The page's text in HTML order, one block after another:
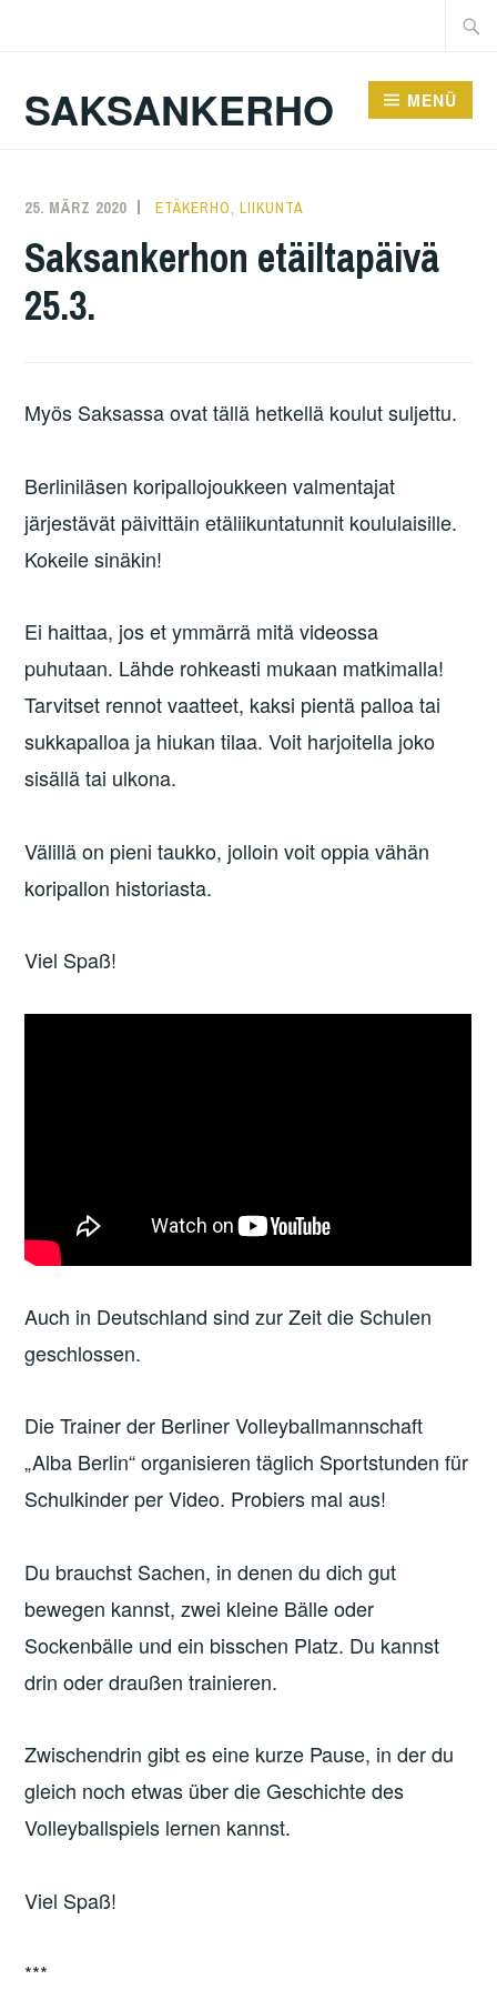
Suche
SAKSANKERHO MENÜ
25. MÄRZ 2020 KAREN
ETÄKERHO ,LIIKUNTA
Saksankerhon etäiltapäivä
25.3.
Myös Saksassa ovat tällä hetkellä koulut suljettu.
Berliniläsen koripallojoukkeen valmentajat
järjestävät päivittäin etäliikuntatunnit koululaisille.
Kokeile sinäkin!
Ei haittaa, jos et ymmärrä mitä videossa
puhutaan. Lähde rohkeasti mukaan matkimalla!
Tarvitset rennot vaatteet, kaksi pientä palloa tai
sukkapalloa ja hiukan tilaa. Voit harjoitella joko
sisällä tai ulkona.
Välillä on pieni taukko, jolloin voit oppia vähän
koripallon historiasta.
Viel Spaß!
Auch in Deutschland sind zur Zeit die Schulen
geschlossen.
Die Trainer der Berliner Volleyballmannschaft
„Alba Berlin“ organisieren täglich Sportstunden für
Schulkinder per Video. Probiers mal aus!
Du brauchst Sachen, in denen du dich gut
bewegen kannst, zwei kleine Bälle oder
Sockenbälle und ein bisschen Platz. Du kannst
drin oder draußen trainieren.
Zwischendrin gibt es eine kurze Pause, in der du
gleich noch etwas über die Geschichte des
Volleyballspiels lernen kannst.
Viel Spaß!
***